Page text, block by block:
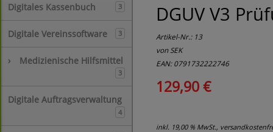
Digitales Kassenbuch 3
Digitale Vereinssoftware 3
› Medizienische Hilfsmittel
3
Digitale Auftragsverwaltung
4
DGUV V3
Artikel-Nr.: 13
von SEK
EAN: 0791732222746
129,90 €
inkl. 19,00 % MwSt.,